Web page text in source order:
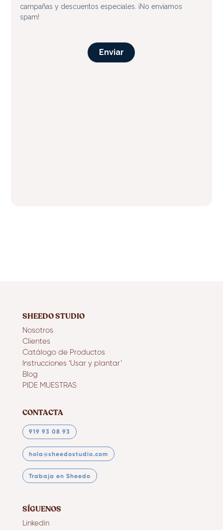
SHEEDO STUDIO
Nosotros
Clientes
Catálogo de Productos
Instrucciones ‘Usar y plantar’
Blog
PIDE MUESTRAS
CONTACTA
919 93 08 93
hola@sheedostudio.com
Trabaja en Sheedo
SÍGUENOS
Linkedin